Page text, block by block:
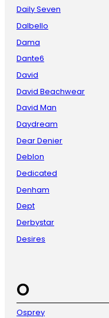
Daily Seven
Dalbello
Dama
Dante6
David
David Beachwear
David Man
Daydream
Dear Denier
Deblon
Dedicated
Denham
Dept
Derbystar
Desires
O
Osprey